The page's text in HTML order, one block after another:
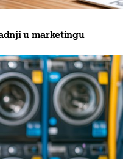
u marketingu